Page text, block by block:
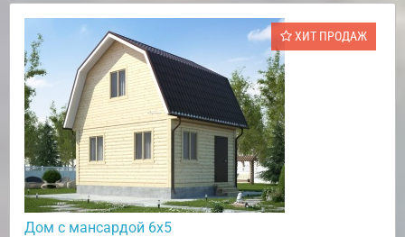
ХИТ ПРОДАЖ
Дом с мансардой 6х5